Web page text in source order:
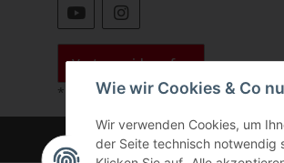
Vertrag widerrufen
* Alle Preise inkl. gesetzlicher USt.,
Wie wir Cookies & Co
Wir verwenden Cookies, um
der Seite technisch notwendig